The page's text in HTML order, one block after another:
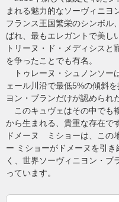
まれる魅力的なソーヴィニヨ
フランス王国繁栄のシンボル
ばれ、最もエレガントで美し
トリーヌ・ド・メディシス
を争ったことでも有名。
トゥレーヌ・シュノンソー
ェール川沿で最低5%の傾斜
ヨン・ブランだけが認められ
このキュヴェはその中でも
から生まれる、貴重な存在で
ドメーヌ ミショーは、この
ー ミショーがドメーヌを引
く、世界ソーヴィニヨン・ブ
っています。